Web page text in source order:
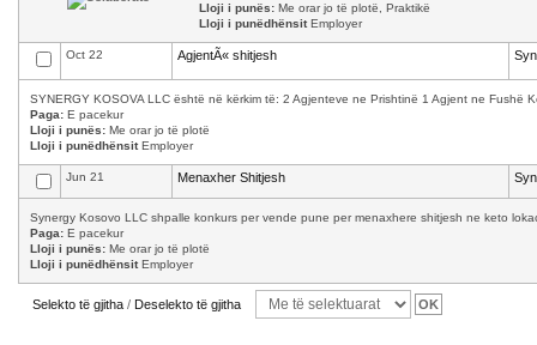
Lloji i punës: Me orar jo të plotë, Praktikë
Lloji i punëdhënsitEmployer
Oct 22 AgjentÃ« shitjesh
SYNERGY KOSOVA LLC është në kërkim të: 2 Agjenteve ne Prishtinë 1 Agjent ne Fushë
Paga: E pacekur
Lloji i punës: Me orar jo të plotë
Lloji i punëdhënsitEmployer
Jun 21 Menaxher Shitjesh
Synergy Kosovo LLC shpalle konkurs per vende pune per menaxhere shitjesh ne keto
Paga: E pacekur
Lloji i punës: Me orar jo të plotë
Lloji i punëdhënsitEmployer
Selekto të gjitha / Deselekto të gjitha